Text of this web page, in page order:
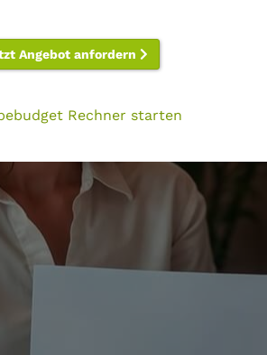
Angebot anfordern
Rechner starten